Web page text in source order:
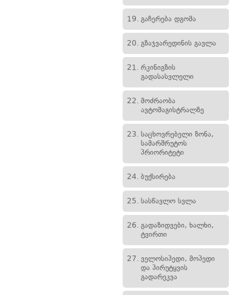
19. გაჩერება დგომა
20. გზაჯვარედინის გავლა
21. რკინიგზის
გადასასვლელი
22. მოძრაობა
ავტომაგისტრალზე
23. საცხოვრებელი ზონა,
სამარშრუტოს
პრიორიტეტი
24. ბუქსირება
25. სასწავლო სვლა
26. გადაზიდვები, ხალხი,
ტვირთი
27. ველოსიპედი, მოპედი
და პირუტყვის
გადარეკვა